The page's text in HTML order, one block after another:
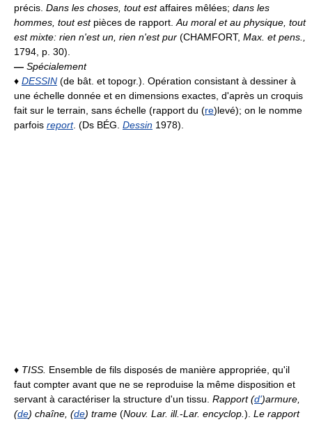
précis. Dans les choses, tout estaffaires mêlées; dans les
hommes, tout estpièces de rapport.Au moral et au physique, tout
est mixte: rien n'est un, rien n'est pur (CHAMFORT, Max. et pens.,
1794, p. 30).
— Spécialement
♦ DESSIN (de bât. et topogr.). Opération consistant à dessiner à
une échelle donnée et en dimensions exactes, d'après un croquis
fait sur le terrain, sans échelle (rapport du (re)levé); on le nomme
parfois report. (Ds BÉG. Dessin 1978).
♦ TISS. Ensemble de fils disposés de manière appropriée, qu'il
faut compter avant que ne se reproduise la même disposition et
servant à caractériser la structure d'un tissu. Rapport (d')armure,
(de) chaîne, (de) trame (Nouv. Lar. ill.-Lar. encyclop.). Le rapport